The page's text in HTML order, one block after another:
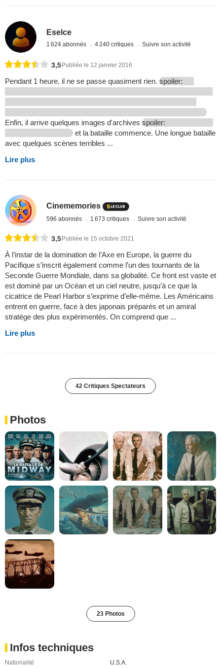
Eselce
1 624 abonnés 4 240 critiques Suivre son activité
3,5 Publiée le 12 janvier 2016
Pendant 1 heure, il ne se passe quasiment rien. spoiler:
Enfin, il arrive quelques images d'archives spoiler:
et la bataille commence. Une longue bataille
avec quelques scènes terribles ...
Lire plus
Cinememories
596 abonnés 1 673 critiques Suivre son activité
3,5 Publiée le 15 octobre 2021
À l’instar de la domination de l’Axe en Europe, la guerre du
Pacifique s’inscrit également comme l’un des tournants de la
Seconde Guerre Mondiale, dans sa globalité. Ce front est vaste et
est dominé par un Océan et un ciel neutre, jusqu’à ce que la
cicatrice de Pearl Harbor s’exprime d’elle-même. Les Américains
entrent en guerre, face à des japonais préparés et un amiral
stratège des plus expérimentés. On comprend que ...
Lire plus
42 Critiques Spectateurs
Photos
23 Photos
Infos techniques
Nationalité
U.S.A.